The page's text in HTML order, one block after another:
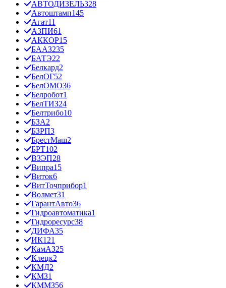
АВТОДИЗЕЛЬ328
Автоштамп145
Агат11
АЗПИ61
АККОР15
БААЗ235
БАТЭ22
Белкард2
БелОГ52
БелОМО36
Белробот1
БелТИЗ24
Белтрибо10
БЗА2
БЗРП3
БрестМаш2
БРТ102
ВЗЭП28
Випра15
Виток6
ВитТочприбор1
Волмет31
ГарантАвто36
Гидроавтоматика1
Гидроресурс38
ДИФА35
ИК121
КамАЗ25
Клецк2
КМД2
КМЗ1
КММЗ56